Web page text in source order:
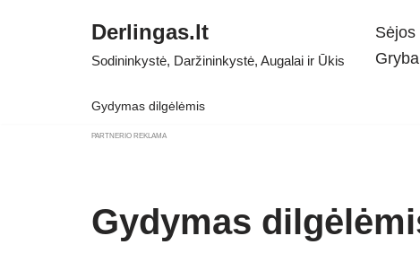
Derlingas.lt
Sodininkystė, Daržininkystė, Augalai ir Ūkis
Sėjos
Gydymas dilgėlėmis
PARTNERIO REKLAMA
Gydymas